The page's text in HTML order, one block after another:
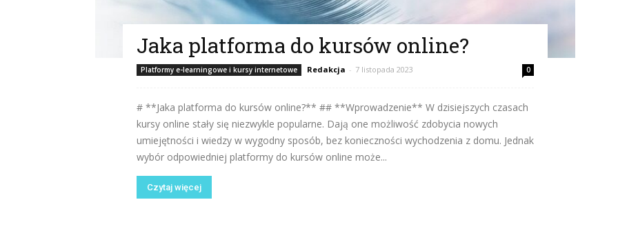
Jaka platforma do kursów online?
Platformy e-learningowe i kursy internetowe Redakcja - 7 listopada 2023 0
# **Jaka platforma do kursów online?** ## **Wprowadzenie** W dzisiejszych czasach
kursy online stały się niezwykle popularne. Dają one możliwość zdobycia nowych
umiejętności i wiedzy w wygodny sposób, bez konieczności wychodzenia z domu. Jednak
wybór odpowiedniej platformy do kursów online może...
Czytaj więcej